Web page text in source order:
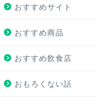
おすすめサイト
おすすめ商品
おすすめ飲食店
おもろくない話